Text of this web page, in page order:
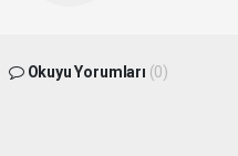
Okuyu Yorumları (0)